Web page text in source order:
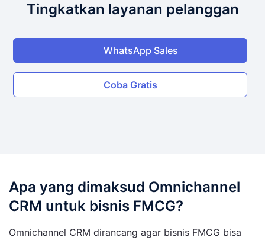
Tingkatkan layanan pelanggan
WhatsApp Sales
Coba Gratis
Apa yang dimaksud Omnichannel
CRM untuk bisnis FMCG?
Omnichannel CRM dirancang agar bisnis FMCG bisa